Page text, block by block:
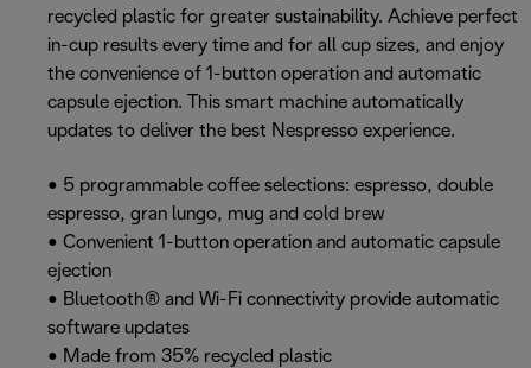
recycled plastic for greater sustainability. Achieve perfect
in-cup results every time and for all cup sizes, and enjoy
the convenience of 1-button operation and automatic
capsule ejection. This smart machine automatically
updates to deliver the best Nespresso experience.
• 5 programmable coffee selections: espresso, double
espresso, gran lungo, mug and cold brew
• Convenient 1-button operation and automatic capsule
ejection
• Bluetooth® and Wi-Fi connectivity provide automatic
software updates
• Made from 35% recycled plastic